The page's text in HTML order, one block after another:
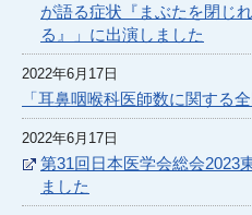
が語る症状『まぶたを閉じ
る』」に出演しました
2022年6月17日
「耳鼻咽喉科医師数に関する
2022年6月17日
第31回日本医学会総会2023
ました